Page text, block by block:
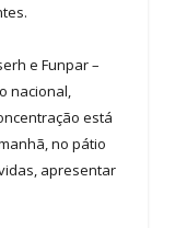
e Funpar –
nacional,
está
no pátio
apresentar